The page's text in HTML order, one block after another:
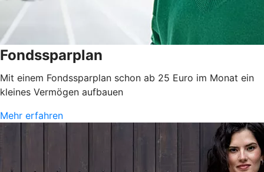
Fondssparplan
Mit einem Fondssparplan schon ab 25 Euro im Monat ein
kleines Vermögen aufbauen
Mehr erfahren